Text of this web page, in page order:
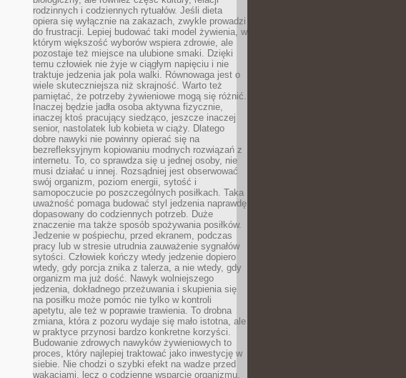
rodzinnych i codziennych rytuałów. Jeśli dieta
opiera się wyłącznie na zakazach, zwykle prowadzi
do frustracji. Lepiej budować taki model żywienia, w
którym większość wyborów wspiera zdrowie, ale
pozostaje też miejsce na ulubione smaki. Dzięki
temu człowiek nie żyje w ciągłym napięciu i nie
traktuje jedzenia jak pola walki. Równowaga jest o
wiele skuteczniejsza niż skrajność. Warto też
pamiętać, że potrzeby żywieniowe mogą się różnić.
Inaczej będzie jadła osoba aktywna fizycznie,
inaczej ktoś pracujący siedząco, jeszcze inaczej
senior, nastolatek lub kobieta w ciąży. Dlatego
dobre nawyki nie powinny opierać się na
bezrefleksyjnym kopiowaniu modnych rozwiązań z
internetu. To, co sprawdza się u jednej osoby, nie
musi działać u innej. Rozsądniej jest obserwować
swój organizm, poziom energii, sytość i
samopoczucie po poszczególnych posiłkach. Taka
uważność pomaga budować styl jedzenia naprawdę
dopasowany do codziennych potrzeb. Duże
znaczenie ma także sposób spożywania posiłków.
Jedzenie w pośpiechu, przed ekranem, podczas
pracy lub w stresie utrudnia zauważenie sygnałów
sytości. Człowiek kończy wtedy jedzenie dopiero
wtedy, gdy porcja znika z talerza, a nie wtedy, gdy
organizm ma już dość. Nawyk wolniejszego
jedzenia, dokładnego przeżuwania i skupienia się
na posiłku może pomóc nie tylko w kontroli
apetytu, ale też w poprawie trawienia. To drobna
zmiana, która z pozoru wydaje się mało istotna, ale
w praktyce przynosi bardzo konkretne korzyści.
Budowanie zdrowych nawyków żywieniowych to
proces, który najlepiej traktować jako inwestycję w
siebie. Nie chodzi o szybki efekt na wadze przed
wakacjami, lecz o codzienne wsparcie organizmu,